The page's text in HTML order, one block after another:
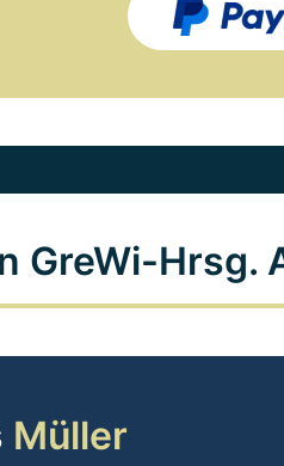
GreWi-Hrsg.
Müller